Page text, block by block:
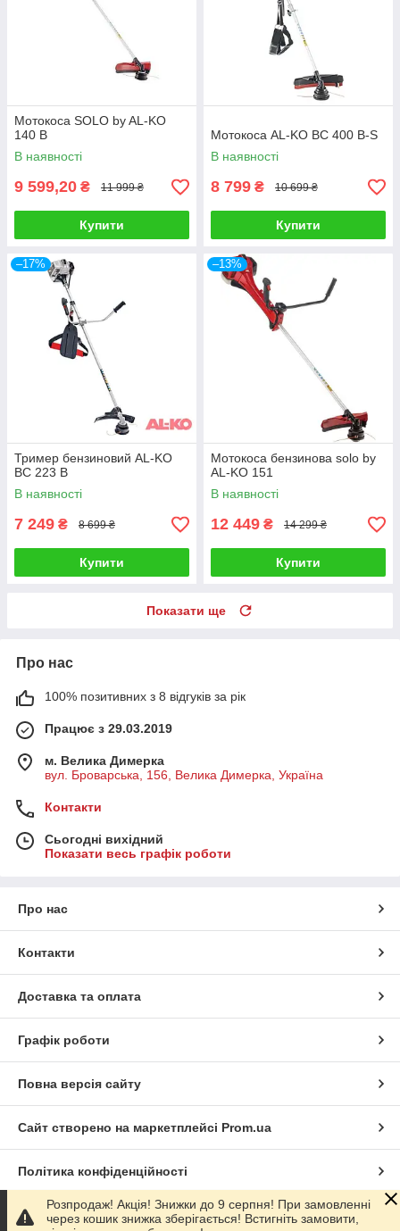
Мотокоса SOLO by AL-KO
140 B
В наявності
9 599,20 ₴ 11 999 ₴
Купити
Мотокоса AL-KO BC 400 B-S
В наявності
8 799 ₴ 10 699 ₴
Купити
–17%
Тример бензиновий AL-KO
BC 223 B
В наявності
7 249 ₴ 8 699 ₴
Купити
–13%
Мотокоса бензинова solo by
AL-KO 151
В наявності
12 449 ₴ 14 299 ₴
Купити
Показати ще
Про нас
100% позитивних з 8 відгуків за рік
Працює з 29.03.2019
м. Велика Димерка
вул. Броварська, 156, Велика Димерка, Україна
Контакти
Сьогодні вихідний
Показати весь графік роботи
Про нас
Контакти
Доставка та оплата
Графік роботи
Повна версія сайту
Сайт створено на маркетплейсі Prom.ua
Політика конфіденційності
Розпродаж! Акція! Знижки до 9 серпня! При замовленні
через кошик знижка зберігається! Встигніть замовити,
.js'; document.body.appendChild(getCallScript); }
window.addEventListener('load', function() { if ('requestIdleCallback' in